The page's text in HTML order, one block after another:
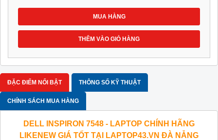
MUA HÀNG
THÊM VÀO GIỎ HÀNG
ĐẶC ĐIỂM NỔI BẬT THÔNG SỐ KỸ THUẬT
CHÍNH SÁCH MUA HÀNG
DELL INSPIRON 7548 - LAPTOP CHÍNH HÃNG
LIKENEW GIÁ TỐT TẠI LAPTOP43.VN ĐÀ NẴNG